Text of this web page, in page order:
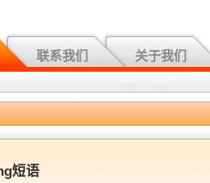
联系我们 关于我们
短语